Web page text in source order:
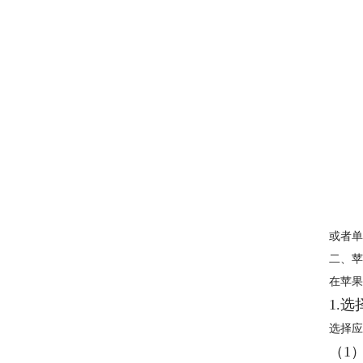
或者
二、
在苹
1.选
选择
（1